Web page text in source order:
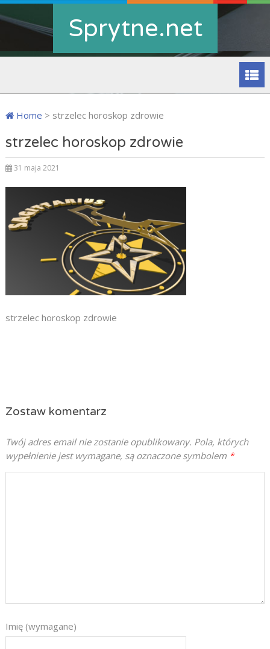
Sprytne.net
Home > strzelec horoskop zdrowie
strzelec horoskop zdrowie
31 maja 2021
strzelec horoskop zdrowie
Zostaw komentarz
Twój adres email nie zostanie opublikowany. Pola, których
wypełnienie jest wymagane, są oznaczone symbolem *
Imię (wymagane)